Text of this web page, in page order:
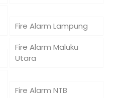
Fire Alarm Lampung
Fire Alarm Maluku
Utara
Fire Alarm NTB